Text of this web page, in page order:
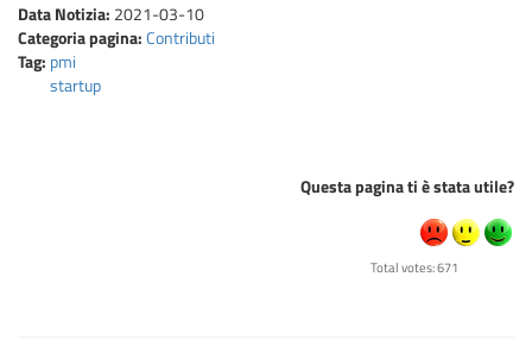
Data Notizia: 2021-03-10
Categoria pagina:Contributi
Tag: pmi
startup
Questa pagina ti è stata utile?
Total votes: 671